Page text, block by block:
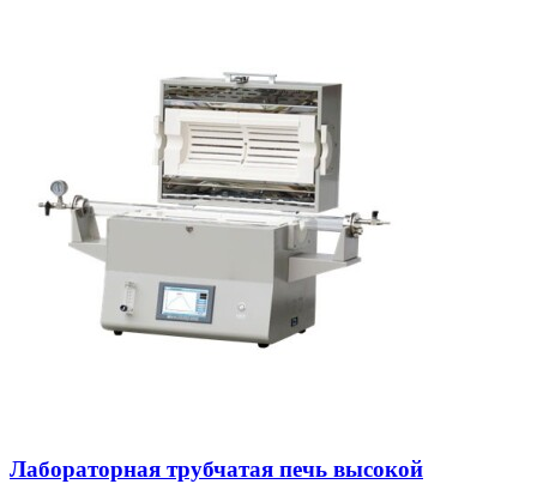
Лабораторная трубчатая печь высокой